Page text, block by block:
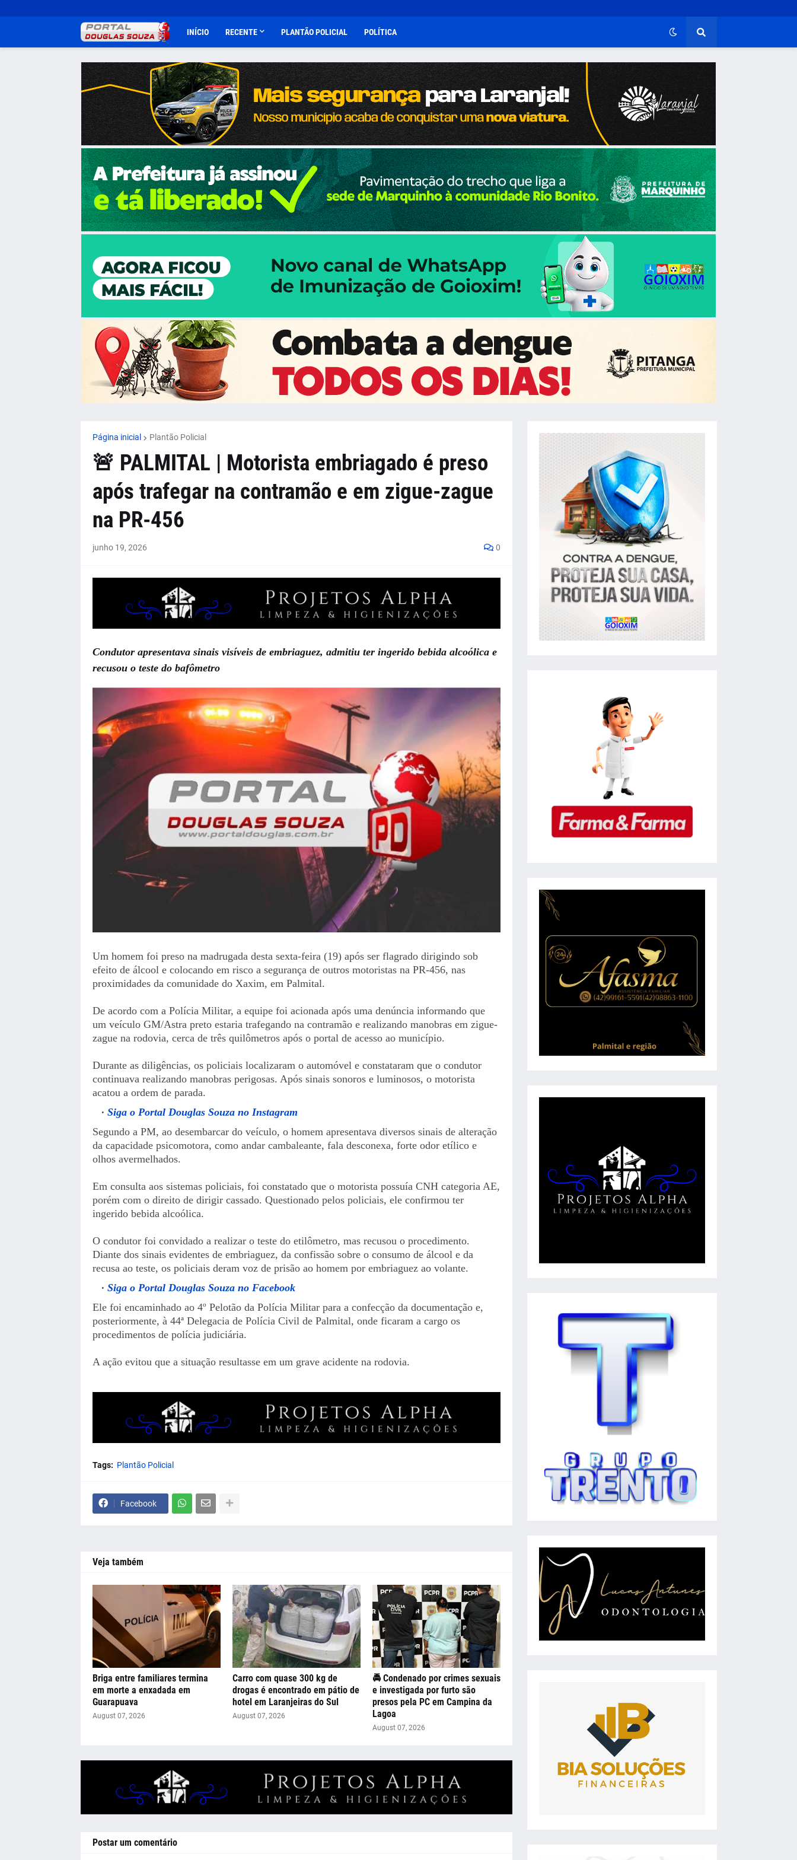
INÍCIO RECENTE PLANTÃO POLICIAL POLÍTICA
Página inicial Plantão Policial
🚨 PALMITAL | Motorista embriagado é preso
após trafegar na contramão e em zigue-zague
na PR-456
junho 19, 2026 0
Condutor apresentava sinais visíveis de embriaguez, admitiu ter ingerido bebida alcoólica e
recusou o teste do bafômetro
Um homem foi preso na madrugada desta sexta-feira (19) após ser flagrado dirigindo sob
efeito de álcool e colocando em risco a segurança de outros motoristas na PR-456, nas
proximidades da comunidade do Xaxim, em Palmital.
De acordo com a Polícia Militar, a equipe foi acionada após uma denúncia informando que
um veículo GM/Astra preto estaria trafegando na contramão e realizando manobras em zigue-
zague na rodovia, cerca de três quilômetros após o portal de acesso ao município.
Durante as diligências, os policiais localizaram o automóvel e constataram que o condutor
continuava realizando manobras perigosas. Após sinais sonoros e luminosos, o motorista
acatou a ordem de parada.
Siga o Portal Douglas Souza no Instagram
Segundo a PM, ao desembarcar do veículo, o homem apresentava diversos sinais de alteração
da capacidade psicomotora, como andar cambaleante, fala desconexa, forte odor etílico e
olhos avermelhados.
Em consulta aos sistemas policiais, foi constatado que o motorista possuía CNH categoria AE,
porém com o direito de dirigir cassado. Questionado pelos policiais, ele confirmou ter
ingerido bebida alcoólica.
O condutor foi convidado a realizar o teste do etilômetro, mas recusou o procedimento.
Diante dos sinais evidentes de embriaguez, da confissão sobre o consumo de álcool e da
recusa ao teste, os policiais deram voz de prisão ao homem por embriaguez ao volante.
Siga o Portal Douglas Souza no Facebook
Ele foi encaminhado ao 4º Pelotão da Polícia Militar para a confecção da documentação e,
posteriormente, à 44ª Delegacia de Polícia Civil de Palmital, onde ficaram a cargo os
procedimentos de polícia judiciária.
A ação evitou que a situação resultasse em um grave acidente na rodovia.
Tags: Plantão Policial
Facebook
Veja também
Briga entre familiares termina
em morte a enxadada em
Guarapuava
August 07, 2026
Carro com quase 300 kg de
drogas é encontrado em pátio de
hotel em Laranjeiras do Sul
August 07, 2026
🚔 Condenado por crimes sexuais
e investigada por furto são
presos pela PC em Campina da
Lagoa
August 07, 2026
Postar um comentário